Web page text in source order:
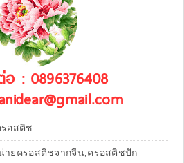
อ : 0896376408
รอสติช
ายครอสติชจากจีน,ครอสติชปัก